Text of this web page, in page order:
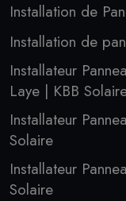
Installation de
Installation de
Installateur
Laye | KBB
Installateur
Solaire
Installateur
Solaire